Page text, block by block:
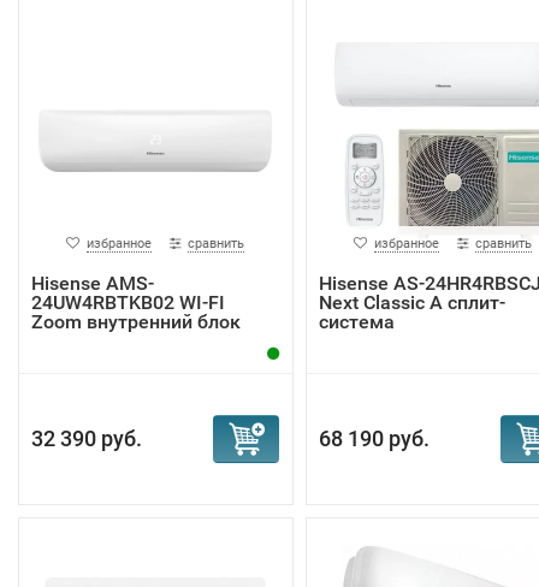
избранное сравнить
Hisense AMS-
24UW4RBTKB02 WI-FI
Zoom внутренний блок
32 390 руб.
избранное сравнить
Hisense AS-
Next Classic A сплит-
система
68 190 руб.